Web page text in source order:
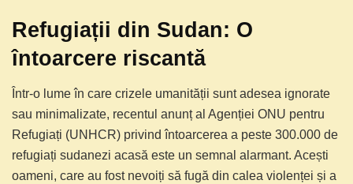
Refugiații din Sudan: O
întoarcere riscantă
Într-o lume în care crizele umanității sunt adesea ignorate
sau minimalizate, recentul anunț al Agenției ONU pentru
Refugiați (UNHCR) privind întoarcerea a peste 300.000 de
refugiați sudanezi acasă este un semnal alarmant. Acești
oameni, care au fost nevoiți să fugă din calea violenței și a